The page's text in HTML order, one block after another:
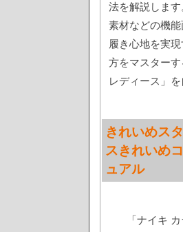
法を解説しま
素材などの機
履き心地を実
方をマスター
レディース」
きれいめス
スきれいめ
ュアル
「ナイキ